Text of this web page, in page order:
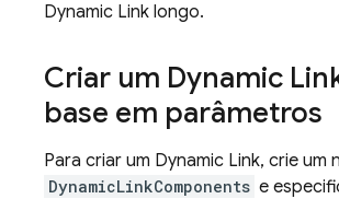
Dynamic Link longo.
Criar um Dynamic
base em parâmetros
Para criar um Dynamic Link, crie um
DynamicLinkComponents e